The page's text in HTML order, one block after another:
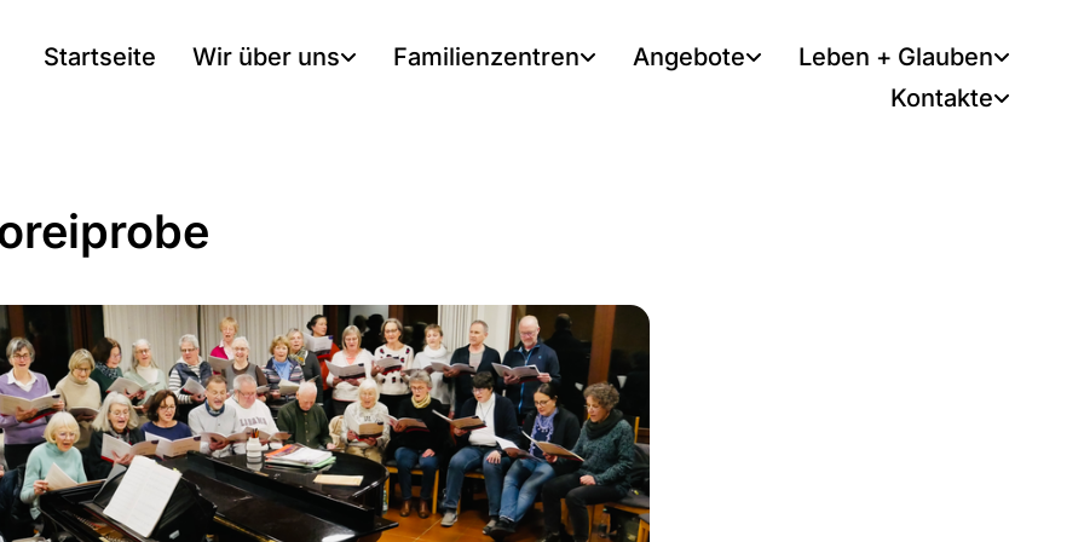
Startseite Wir über uns Familienzentren Angebote
Leben + Glauben
Kontakte